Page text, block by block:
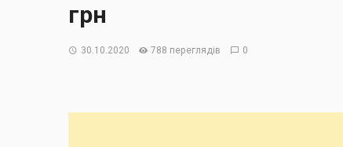
грн
30.10.2020 788 переглядів 0